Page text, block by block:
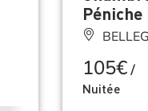
105€/
Nuitée